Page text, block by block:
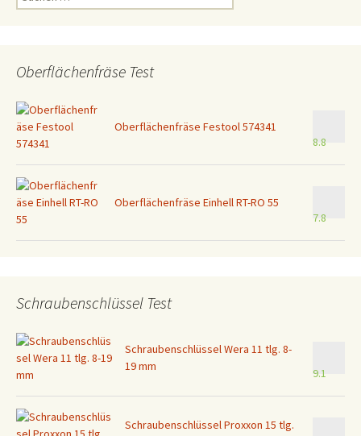
nach:
Oberflächenfräse Test
Oberflächenfräse Festool 574341
8.8
Oberflächenfräse Einhell RT-RO 55
7.8
Schraubenschlüssel Test
Schraubenschlüssel Wera 11 tlg. 8-
19 mm
9.1
Schraubenschlüssel Proxxon 15 tlg.